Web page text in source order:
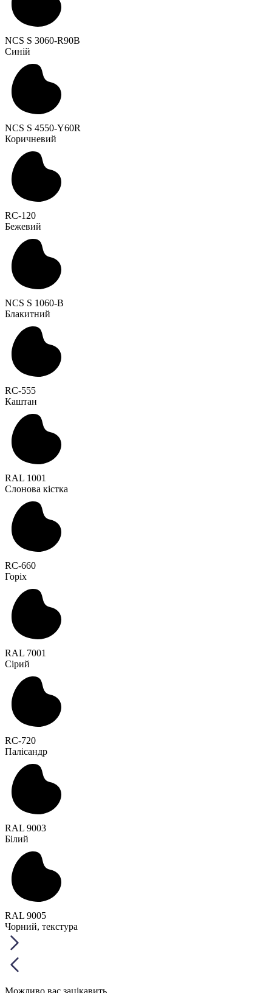
NCS S 3060-R90B
Синій
NCS S 4550-Y60R
Коричневий
RC-120
Бежевий
NCS S 1060-B
Блакитний
RC-555
Каштан
RAL 1001
Слонова кістка
RC-660
Горіх
RAL 7001
Сірий
RC-720
Палісандр
RAL 9003
Білий
RAL 9005
Чорний, текстура